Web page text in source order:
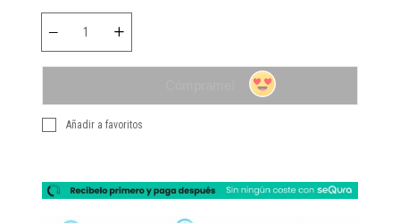
Añadir a favoritos